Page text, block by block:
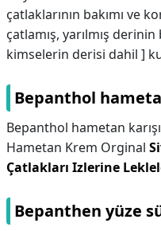
çatlaklarının bakımı ve
çatlamış, yarılmış derinin
kimselerin derisi dahil ]
Bepanthol
Bepanthol hametan
Hametan Krem Orginal
Çatlakları Izlerine
Bepanthen yüze